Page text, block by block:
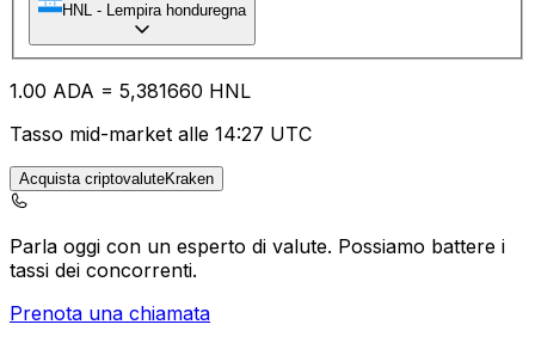
HNL - Lempira honduregna
1.00 ADA = 5,381660 HNL
Tasso mid-market alle 14:27 UTC
Acquista criptovaluteKraken
Parla oggi con un esperto di valute. Possiamo battere i
tassi dei concorrenti.
Prenota una chiamata